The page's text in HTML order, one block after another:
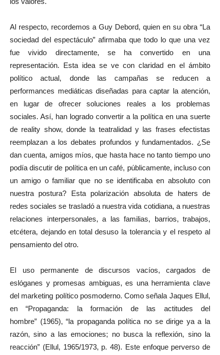
Al respecto, recordemos a Guy Debord, quien en su obra “La
sociedad del espectáculo” afirmaba que todo lo que una vez
fue vivido directamente, se ha convertido en una
representación. Esta idea se ve con claridad en el ámbito
político actual, donde las campañas se reducen a
performances mediáticas diseñadas para captar la atención,
en lugar de ofrecer soluciones reales a los problemas
sociales. Así, han logrado convertir a la política en una suerte
de reality show, donde la teatralidad y las frases efectistas
reemplazan a los debates profundos y fundamentados. ¿Se
dan cuenta, amigos míos, que hasta hace no tanto tiempo uno
podía discutir de política en un café, públicamente, incluso con
un amigo o familiar que no se identificaba en absoluto con
nuestra postura? Esta polarización absoluta de haters de
redes sociales se trasladó a nuestra vida cotidiana, a nuestras
relaciones interpersonales, a las familias, barrios, trabajos,
etcétera, dejando en total desuso la tolerancia y el respeto al
pensamiento del otro.
El uso permanente de discursos vacíos, cargados de
eslóganes y promesas ambiguas, es una herramienta clave
del marketing político posmoderno. Como señala Jaques Ellul,
en “Propaganda: la formación de las actitudes del
hombre” (1965), “la propaganda política no se dirige ya a la
razón, sino a las emociones; no busca la reflexión, sino la
reacción” (Ellul, 1965/1973, p. 48). Este enfoque perverso de